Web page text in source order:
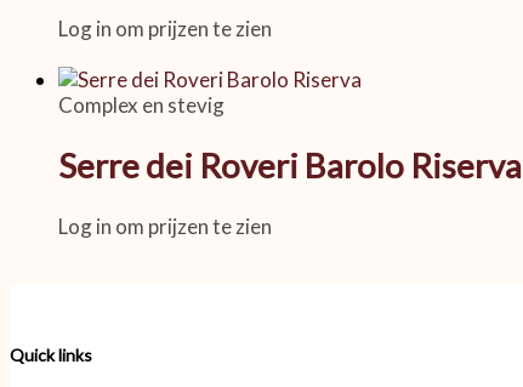
Log in om prijzen te zien
Complex en stevig
Serre dei Roveri Barolo Riserva
Log in om prijzen te zien
Quick links